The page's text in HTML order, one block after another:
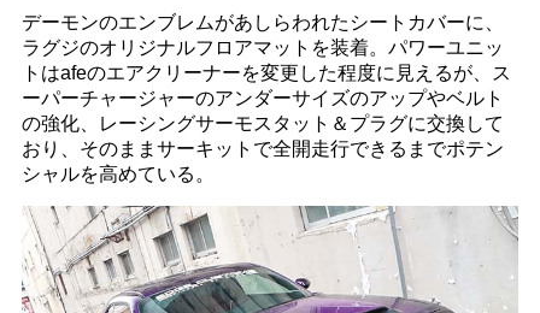
デーモンのエンブレムがあしらわれたシートカバーに、
ラグジのオリジナルフロアマットを装着。パワーユニッ
トはafeのエアクリーナーを変更した程度に見えるが、ス
ーパーチャージャーのアンダーサイズのアップやベルト
の強化、レーシングサーモスタット＆プラグに交換して
おり、そのままサーキットで全開走行できるまでポテン
シャルを高めている。